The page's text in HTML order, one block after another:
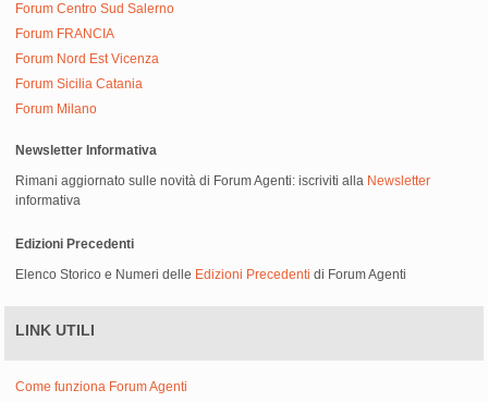
Forum Centro Sud Salerno
Forum FRANCIA
Forum Nord Est Vicenza
Forum Sicilia Catania
Forum Milano
Newsletter Informativa
Rimani aggiornato sulle novità di Forum Agenti: iscriviti alla Newsletter
informativa
Edizioni Precedenti
Elenco Storico e Numeri delle Edizioni Precedenti di Forum Agenti
LINK UTILI
Come funziona Forum Agenti